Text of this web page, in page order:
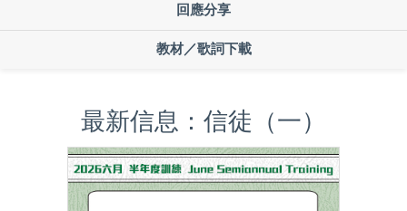
回應分享
教材／歌詞下載
最新信息：信徒（一）